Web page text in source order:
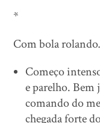
*
Com bola
Começo
e parelho.
comando do
chegada forte